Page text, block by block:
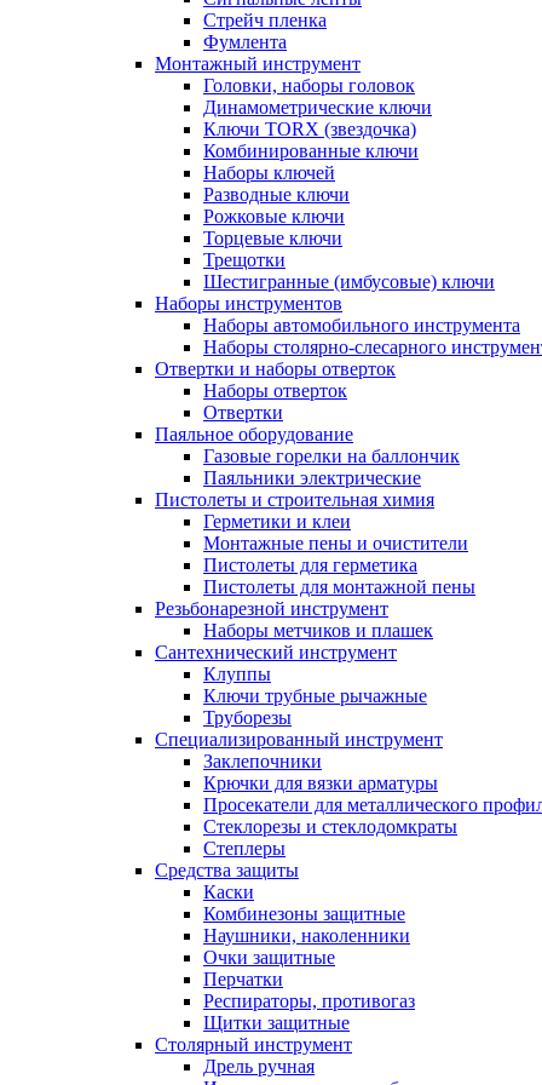
Стрейч пленка
Фумлента
Монтажный инструмент
Головки, наборы головок
Динамометрические ключи
Ключи TORX (звездочка)
Комбинированные ключи
Наборы ключей
Разводные ключи
Рожковые ключи
Торцевые ключи
Трещотки
Шестигранные (имбусовые) ключи
Наборы инструментов
Наборы автомобильного инструмента
Наборы столярно-слесарного
Отвертки и наборы отверток
Наборы отверток
Отвертки
Паяльное оборудование
Газовые горелки на баллончик
Паяльники электрические
Пистолеты и строительная химия
Герметики и клеи
Монтажные пены и очистители
Пистолеты для герметика
Пистолеты для монтажной пены
Резьбонарезной инструмент
Наборы метчиков и плашек
Сантехнический инструмент
Клуппы
Ключи трубные рычажные
Труборезы
Специализированный инструмент
Заклепочники
Крючки для вязки арматуры
Просекатели для металлического
Стеклорезы и стеклодомкраты
Степлеры
Средства защиты
Каски
Комбинезоны защитные
Наушники, наколенники
Очки защитные
Перчатки
Респираторы, противогаз
Щитки защитные
Столярный инструмент
Дрель ручная